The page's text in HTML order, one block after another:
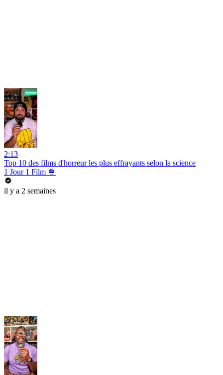
2:13
Top 10 des films d'horreur les plus effrayants selon la science
1 Jour 1 Film 🍿
il y a 2 semaines